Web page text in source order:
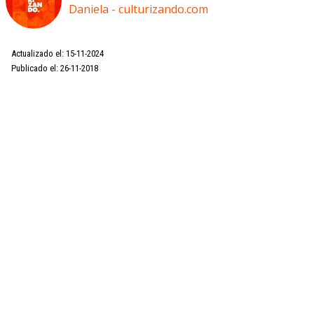
Daniela - culturizando.com
Actualizado el: 15-11-2024
Publicado el: 26-11-2018